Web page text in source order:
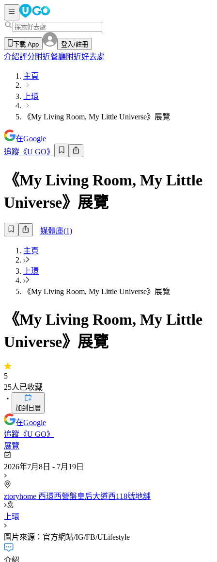
下載 App 登入/註冊
介紹評分 附近餐廳附近好去處
主頁
上環
《My Living Room, My Little Universe》展覽
在Google
追蹤《U GO》
《My Living Room, My Little
Universe》展覽
媒體庫(1)
主頁
上環
《My Living Room, My Little Universe》展覽
《My Living Room, My Little
Universe》展覽
5
25人已收藏
・
加到日曆
在Google
追蹤《U GO》
展覽
2026年7月8日 - 7月19日
ztoryhome 西環西營盤皇后大道西118號地舖
上環
圖片來源：官方網站/IG/FB/ULifestyle
介紹